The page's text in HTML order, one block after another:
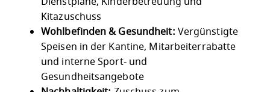
Kitazuschuss
Wohlbefinden & Gesundheit: Vergünstigte
Speisen in der Kantine, Mitarbeiterrabatte
und interne Sport- und
Gesundheitsangebote